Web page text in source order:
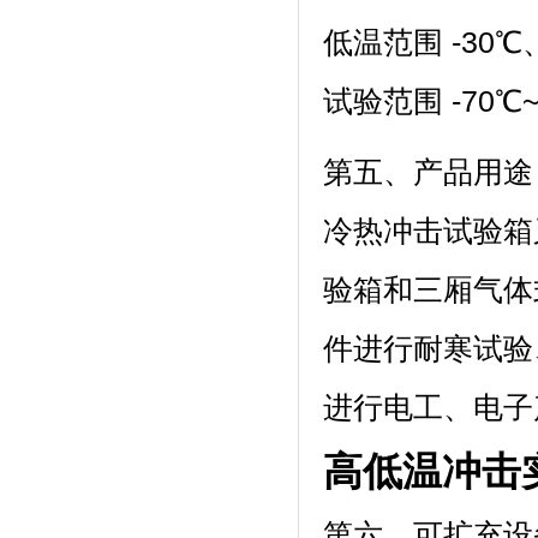
低温范围 -
试验范围 -
第五、产品用途
冷热冲击试验箱
验箱和三厢气体
件进行耐寒试验
进行电工、电
高低温冲击